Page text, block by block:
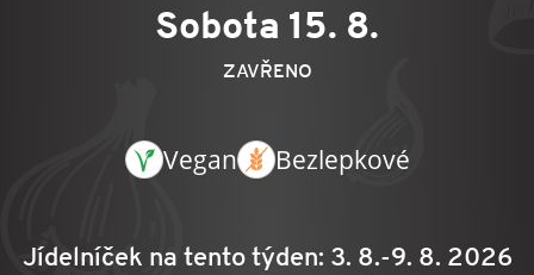
Sobota 15. 8.
ZAVŘENO
Vegan Bezlepkové
Jídelníček na tento týden: 3. 8.-9. 8. 2026